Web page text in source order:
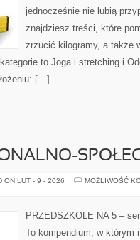
jednocześnie nie lubią
znajdziesz treści, które
zrzucić kilogramy, a także
to Joga i stretching i
[…]
ON LUT - 9 - 2026
MOŻLIWOŚĆ
PRZEDSZKOLE NA 5 –
To kompendium, w którym